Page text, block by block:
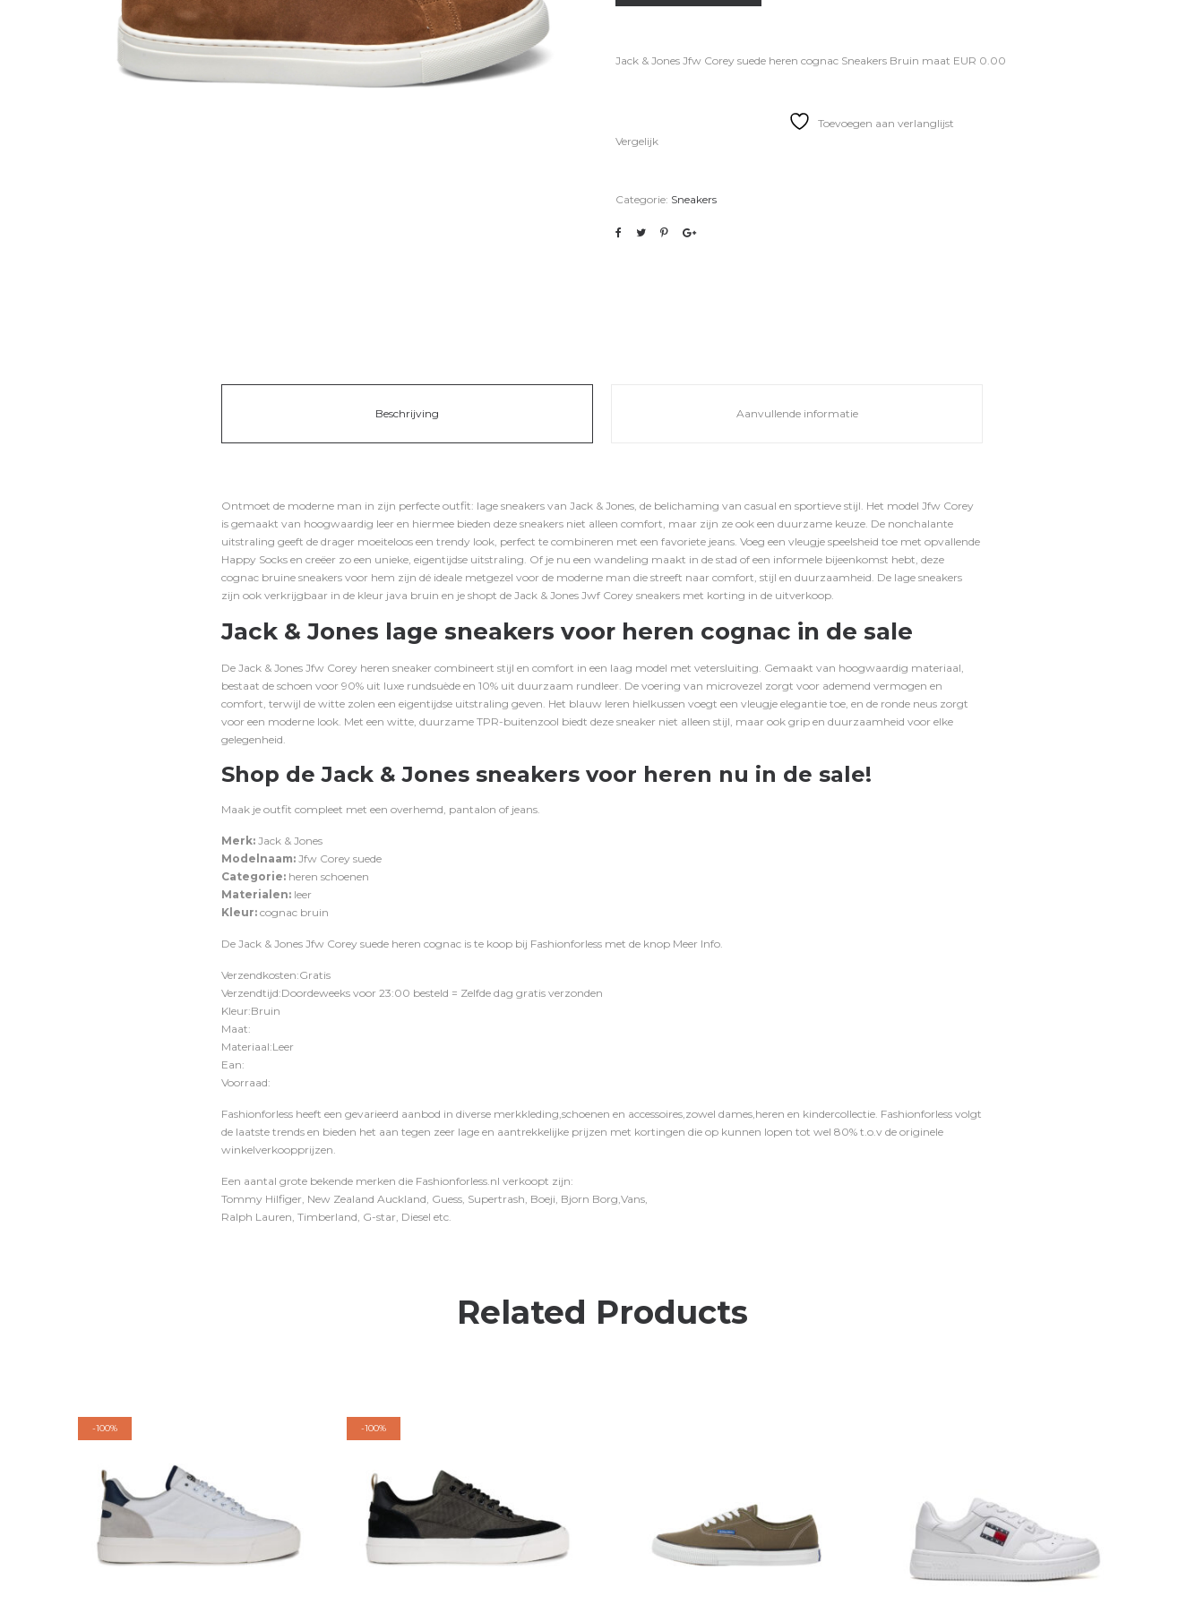
Jack & Jones Jfw Corey suede heren cognac Sneakers Bruin maat EUR 0.00
Toevoegen aan verlanglijst
Vergelijk
Categorie: Sneakers
Beschrijving Aanvullende informatie
Ontmoet de moderne man in zijn perfecte outfit: lage sneakers van Jack & Jones, de belichaming van casual en sportieve stijl. Het model Jfw Corey
is gemaakt van hoogwaardig leer en hiermee bieden deze sneakers niet alleen comfort, maar zijn ze ook een duurzame keuze. De nonchalante
uitstraling geeft de drager moeiteloos een trendy look, perfect te combineren met een favoriete jeans. Voeg een vleugje speelsheid toe met opvallende
Happy Socks en creëer zo een unieke, eigentijdse uitstraling. Of je nu een wandeling maakt in de stad of een informele bijeenkomst hebt, deze
cognac bruine sneakers voor hem zijn dé ideale metgezel voor de moderne man die streeft naar comfort, stijl en duurzaamheid. De lage sneakers
zijn ook verkrijgbaar in de kleur java bruin en je shopt de Jack & Jones Jwf Corey sneakers met korting in de uitverkoop.
Jack & Jones lage sneakers voor heren cognac in de sale
De Jack & Jones Jfw Corey heren sneaker combineert stijl en comfort in een laag model met vetersluiting. Gemaakt van hoogwaardig materiaal,
bestaat de schoen voor 90% uit luxe rundsuède en 10% uit duurzaam rundleer. De voering van microvezel zorgt voor ademend vermogen en
comfort, terwijl de witte zolen een eigentijdse uitstraling geven. Het blauw leren hielkussen voegt een vleugje elegantie toe, en de ronde neus zorgt
voor een moderne look. Met een witte, duurzame TPR-buitenzool biedt deze sneaker niet alleen stijl, maar ook grip en duurzaamheid voor elke
gelegenheid.
Shop de Jack & Jones sneakers voor heren nu in de sale!
Maak je outfit compleet met een overhemd, pantalon of jeans.
Merk: Jack & Jones
Modelnaam: Jfw Corey suede
Categorie: heren schoenen
Materialen: leer
Kleur: cognac bruin
De Jack & Jones Jfw Corey suede heren cognac is te koop bij Fashionforless met de knop Meer Info.
Verzendkosten:Gratis
Verzendtijd:Doordeweeks voor 23:00 besteld = Zelfde dag gratis verzonden
Kleur:Bruin
Maat:
Materiaal:Leer
Ean:
Voorraad:
Fashionforless heeft een gevarieerd aanbod in diverse merkkleding,schoenen en accessoires,zowel dames,heren en kindercollectie. Fashionforless volgt
de laatste trends en bieden het aan tegen zeer lage en aantrekkelijke prijzen met kortingen die op kunnen lopen tot wel 80% t.o.v de originele
winkelverkoopprijzen.
Een aantal grote bekende merken die Fashionforless.nl verkoopt zijn:
Tommy Hilfiger, New Zealand Auckland, Guess, Supertrash, Boeji, Bjorn Borg,Vans,
Ralph Lauren, Timberland, G-star, Diesel etc.
Related Products
-100% -100%